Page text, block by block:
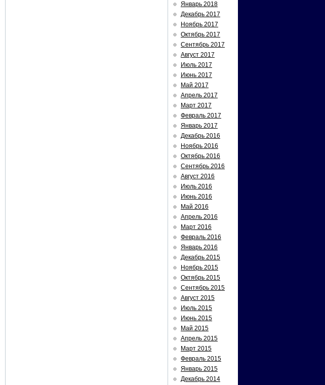
Январь 2018
Декабрь 2017
Ноябрь 2017
Октябрь 2017
Сентябрь 2017
Август 2017
Июль 2017
Июнь 2017
Май 2017
Апрель 2017
Март 2017
Февраль 2017
Январь 2017
Декабрь 2016
Ноябрь 2016
Октябрь 2016
Сентябрь 2016
Август 2016
Июль 2016
Июнь 2016
Май 2016
Апрель 2016
Март 2016
Февраль 2016
Январь 2016
Декабрь 2015
Ноябрь 2015
Октябрь 2015
Сентябрь 2015
Август 2015
Июль 2015
Июнь 2015
Май 2015
Апрель 2015
Март 2015
Февраль 2015
Январь 2015
Декабрь 2014